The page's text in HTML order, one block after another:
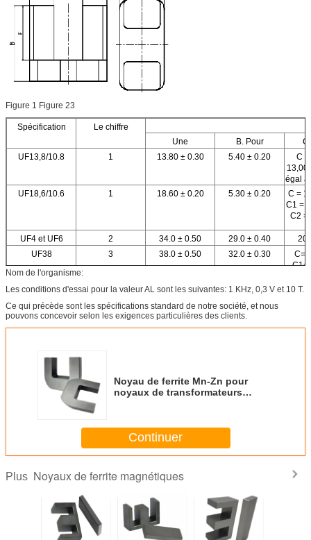
Figure 1 Figure 23
Spécification
Le chiffre
Une
B. Pour
UF13,8/10.8
1 13.80 ± 0.30 5.40 ± 0.20
C
égal à
UF18,6/10.6
1 18.60 ± 0.20 5.30 ± 0.20
C =
C1 =
C2 =
UF4 et UF6 2 34.0 ± 0.50 29.0 ± 0.40
UF38
3 38.0 ± 0.50 32.0 ± 0.30
Nom de l'organisme:
Les conditions d'essai pour la valeur AL sont les suivantes: 1 KHz, 0,3 V et 10 T.
Ce qui précède sont les spécifications standard de notre société, et nous
pouvons concevoir selon les exigences particulières des clients.
Noyau de ferrite Mn-Zn pour
noyaux de transformateurs
Continuer
Plus Noyaux de ferrite magnétiques